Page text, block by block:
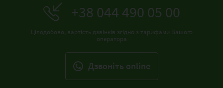
+38 044 490 05 00
Цілодобово, вартість дзвінків згідно з тарифами Вашого
оператора
Дзвонiть online